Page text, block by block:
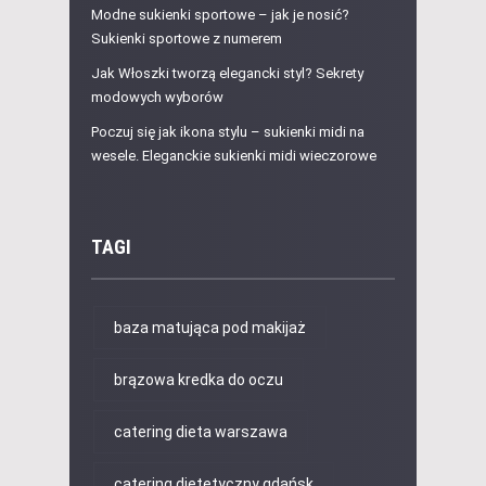
Modne sukienki sportowe – jak je nosić?
Sukienki sportowe z numerem
Jak Włoszki tworzą elegancki styl? Sekrety
modowych wyborów
Poczuj się jak ikona stylu – sukienki midi na
wesele. Eleganckie sukienki midi wieczorowe
TAGI
baza matująca pod makijaż
brązowa kredka do oczu
catering dieta warszawa